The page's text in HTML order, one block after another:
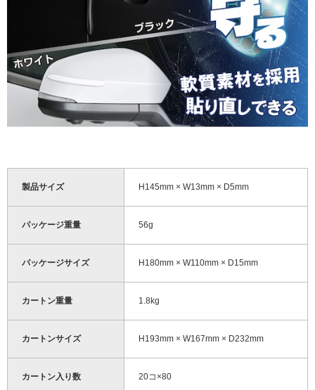
製品サイズ H145mm × W13mm × D5mm
パッケージ重量 56g
パッケージサイズ H180mm × W110mm × D15mm
カートン重量 1.8kg
カートンサイズ H193mm × W167mm × D232mm
カートン入り数 20コ×80